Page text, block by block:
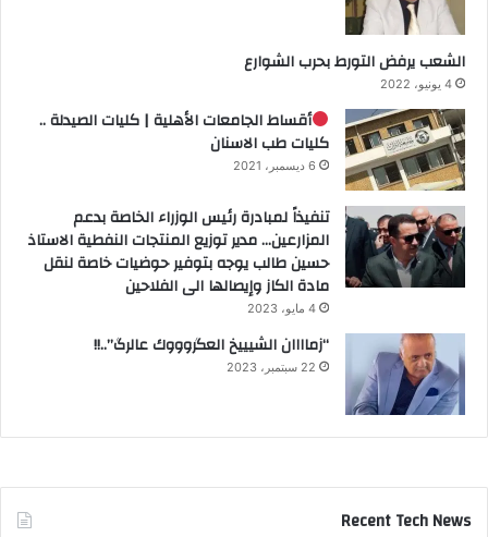
الشعب يرفض التورط بحرب الشوارع
4 يونيو، 2022
أقساط الجامعات الأهلية | كليات الصيدلة ..
كليات طب الاسنان
6 ديسمبر، 2021
تنفيذاً لمبادرة رئيس الوزراء الخاصة بدعم
المزارعين… مدير توزيع المنتجات النفطية الاستاذ
حسين طالب يوجه بتوفير حوضيات خاصة لنقل
مادة الكاز وإيصالها الى الفلاحين
4 مايو، 2023
“زماااان الشيييخ العگروووك عالرگ”..!!
22 سبتمبر، 2023
Recent Tech News